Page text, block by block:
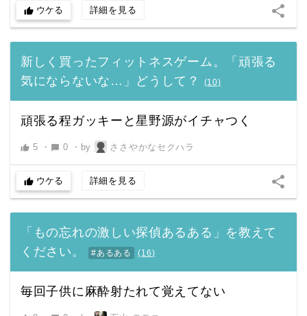
thumb_up ウケる 詳細を見る share
新しく買ったフィットネスゲーム。「頑張る
気にならないな…」どうして？
(10)
頑張る程ガッキーと星野源がイチャつく
thumb_up 5 ・ chat_bubble 0 ・ by ささやかなセクハラ
thumb_up ウケる 詳細を見る share
「もの忘れの激しい探偵あるある」を教えて
ください。 #あるある (16)
毎回子供に麻酔射たれて覚えてない